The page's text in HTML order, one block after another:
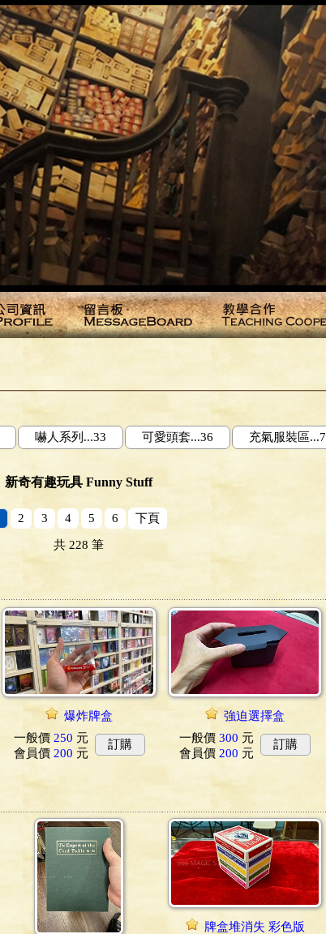
嚇人系列...33 可愛頭套...36 充氣服裝區...7
新奇有趣玩具 Funny Stuff
2 3 4 5 6 下頁
共228 筆
爆炸牌盒
一般價 250 元
會員價 200 元
訂購
強迫選擇盒
一般價 300 元
會員價 200 元
訂購
牌盒堆消失 彩色版